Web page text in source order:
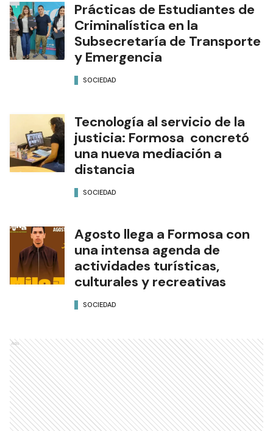
Prácticas de Estudiantes de
Criminalística en la
Subsecretaría de Transporte
y Emergencia
SOCIEDAD
Tecnología al servicio de la
justicia: Formosa concretó
una nueva mediación a
distancia
SOCIEDAD
Agosto llega a Formosa con
una intensa agenda de
actividades turísticas,
culturales y recreativas
SOCIEDAD
Ads